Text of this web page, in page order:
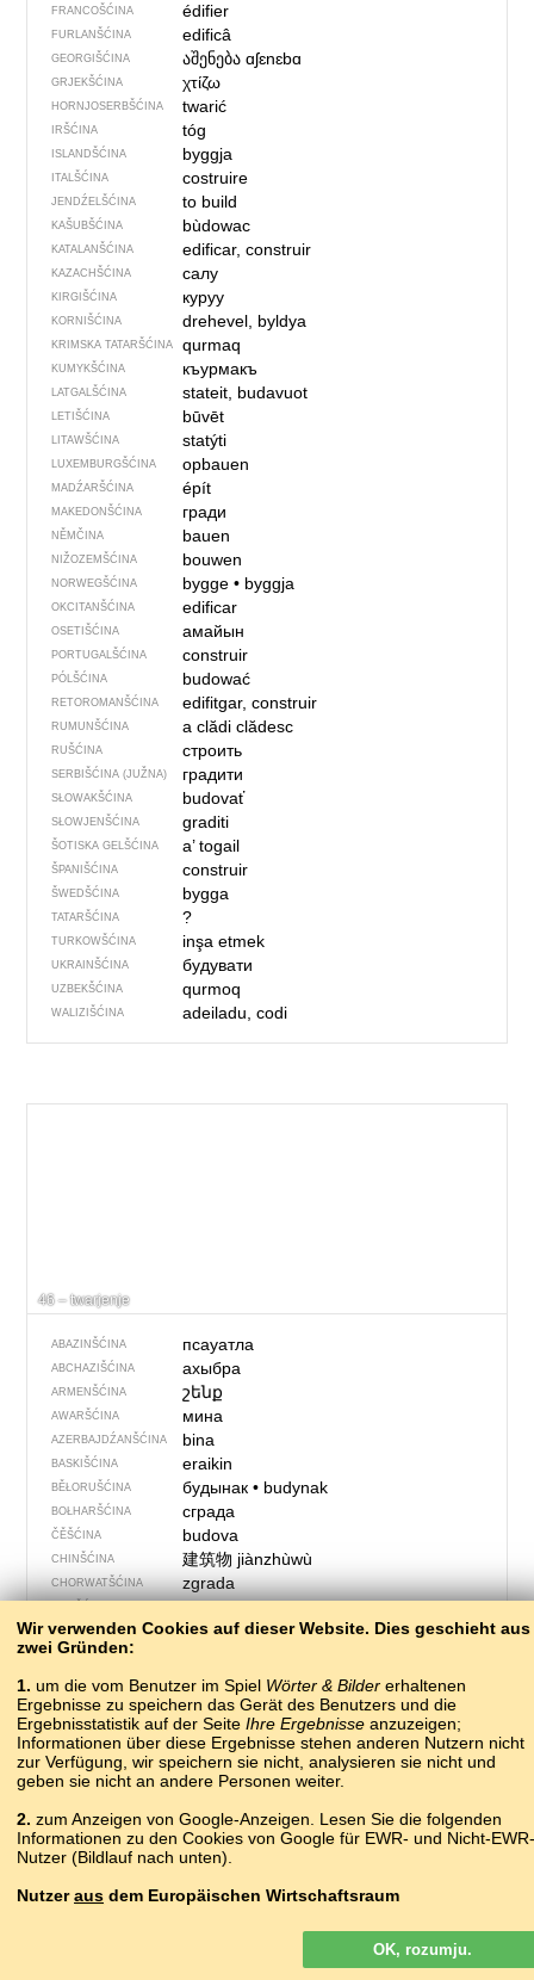
FRANCOŠĆINA édifier
FURLANŠĆINA edificâ
GEORGIŠĆINA აშენებაɑʃɛnɛbɑ
GRJEKŠĆINA χτίζω
HORNJOSERBŠĆINA twarić
IRŠĆINA tóg
ISLANDŠĆINA byggja
ITALŠĆINA costruire
JENDŹELŠĆINA to build
KAŠUBŠĆINA bùdowac
KATALANŠĆINA edificar, construir
KAZACHŠĆINA салу
KIRGIŠĆINA куруу
KORNIŠĆINA drehevel, byldya
KRIMSKA TATARŠĆINA qurmaq
KUMYKŠĆINA къурмакъ
LATGALŠĆINA stateit, budavuot
LETIŠĆINA būvēt
LITAWŠĆINA statýti
LUXEMBURGŠĆINA opbauen
MADŹARŠĆINA épít
MAKEDONŠĆINA гради
NĚMČINA bauen
NIŽOZEMŠĆINA bouwen
NORWEGŠĆINA bygge• byggja
OKCITANŠĆINA edificar
OSETIŠĆINA амайын
PORTUGALŠĆINA construir
PÓLŠĆINA budować
RETOROMANŠĆINA edifitgar, construir
RUMUNŠĆINA a clădiclădesc
RUŠĆINA строить
SERBIŠĆINA (JUŽNA) градити
SŁOWAKŠĆINA budovať
SŁOWJENŠĆINA graditi
ŠOTISKA GELŠĆINA a’ togail
ŠPANIŠĆINA construir
ŠWEDŠĆINA bygga
TATARŠĆINA ?
TURKOWŠĆINA inşa etmek
UKRAINŠĆINA будувати
UZBEKŠĆINA qurmoq
WALIZIŠĆINA adeiladu, codi
46 – twarjenje
ABAZINŠĆINA псауатла
ABCHAZIŠĆINA ахыбра
ARMENŠĆINA շենք
AWARŠĆINA мина
AZERBAJDŹANŠĆINA bina
BASKIŠĆINA eraikin
BĚŁORUŠĆINA будынак• budynak
BOŁHARŠĆINA сграда
ČĚŠĆINA budova
CHINŠĆINA 建筑物 jiànzhùwù
CHORWATŠĆINA zgrada
bygning
DELNJOSERBŠĆINA twarjenje
ERZJANŠĆINA
ESPERANTO konstruaĵo
ESTIŠĆINA hoone
FÄRÖŠĆINA bygningur
FINŠĆINA rakennus
FRANCOŠĆINA bâtiment
GEORGIŠĆINA შენობაʃɛnɔbɑ
GRJEKŠĆINA κτίριο
HORNJOSERBŠĆINA twarjenje
IRŠĆINA foirgneamh
Wir verwenden Cookies auf dieser Website. Dies geschieht aus
zwei Gründen:
1. um die vom Benutzer im Spiel Wörter & Bildererhaltenen
Ergebnisse zu speichern das Gerät des Benutzers und die
Ergebnisstatistik auf der Seite Ihre Ergebnisse anzuzeigen;
Informationen über diese Ergebnisse stehen anderen Nutzern nicht
zur Verfügung, wir speichern sie nicht, analysieren sie nicht und
geben sie nicht an andere Personen weiter.
2. zum Anzeigen von Google-Anzeigen. Lesen Sie die folgenden
Informationen zu den Cookies von Google für EWR- und Nicht-EWR-
Nutzer (Bildlauf nach unten).
Nutzeraus dem Europäischen Wirtschaftsraum
Google-Anzeigen, die auf unserer Website für Nutzer aus dem EWR
personalisiert. Obwohl diese Anzeigen
keine Cookies für die Personalisierung von Anzeigen verwenden,
OK, rozumju.